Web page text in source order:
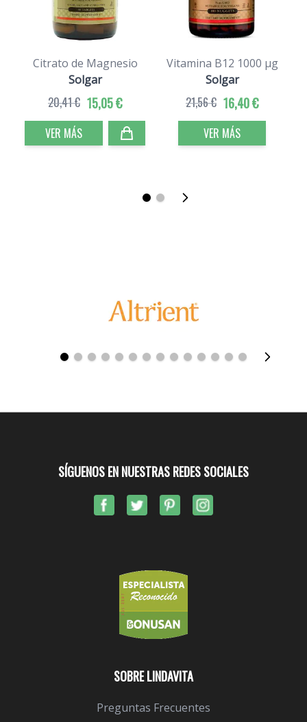
Citrato de Magnesio
Solgar
15,05 €
20,41 €
VER MÁS
Vitamina B12 1000 µg
Solgar
16,40 €
21,56 €
VER MÁS
SOBRE LINDAVITA
Preguntas Frecuentes
SÍGUENOS EN NUESTRAS REDES SOCIALES